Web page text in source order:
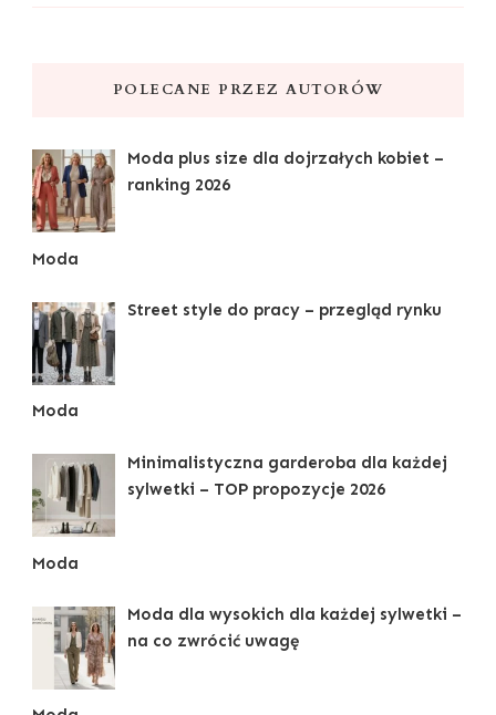
POLECANE PRZEZ AUTORÓW
Moda plus size dla dojrzałych kobiet –
ranking 2026
Moda
Street style do pracy – przegląd rynku
Moda
Minimalistyczna garderoba dla każdej
sylwetki – TOP propozycje 2026
Moda
Moda dla wysokich dla każdej sylwetki –
na co zwrócić uwagę